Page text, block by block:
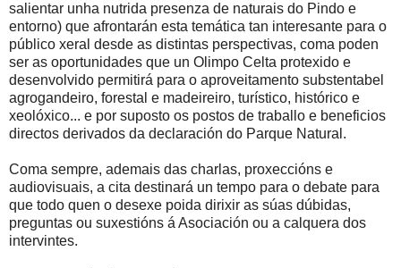
salientar unha nutrida presenza de naturais do Pindo e
entorno) que afrontarán esta temática tan interesante para o
público xeral desde as distintas perspectivas, coma poden
ser as oportunidades que un Olimpo Celta protexido e
desenvolvido permitirá para o aproveitamento substentabel
agrogandeiro, forestal e madeireiro, turístico, histórico e
xeolóxico... e por suposto os postos de traballo e beneficios
directos derivados da declaración do Parque Natural.
Coma sempre, ademais das charlas, proxeccións e
audiovisuais, a cita destinará un tempo para o debate para
que todo quen o desexe poida dirixir as súas dúbidas,
preguntas ou suxestións á Asociación ou a calquera dos
intervintes.